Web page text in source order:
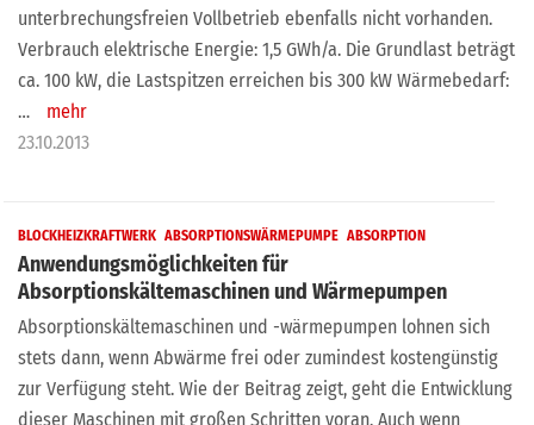
unterbrechungsfreien Vollbetrieb ebenfalls nicht vorhanden.
Verbrauch elektrische Energie: 1,5 GWh/a. Die Grundlast beträgt
ca. 100 kW, die Lastspitzen erreichen bis 300 kW Wärmebedarf:
…
mehr
23.10.2013
BLOCKHEIZKRAFTWERK ABSORPTIONSWÄRMEPUMPE ABSORPTION
Anwendungsmöglichkeiten für
Absorptionskältemaschinen und Wärmepumpen
Absorptionskältemaschinen und -wärmepumpen lohnen sich
stets dann, wenn Abwärme frei oder zumindest kostengünstig
zur Verfügung steht. Wie der Beitrag zeigt, geht die Entwicklung
dieser Maschinen mit großen Schritten voran. Auch wenn